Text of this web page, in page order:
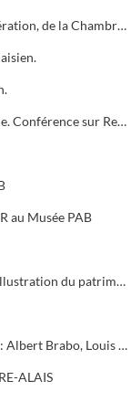
Vœux 2005 de la Communauté d'Agglomération, de la Chambre de Commerce, 5 bougies pour la Médiathèque
Rentrée solennelle de l'Académie Cévenole. Conférence sur Renoir et Albert ANDRE, une amitié (1894-1919)
au Musée PAB
Exposition Jean FUSARO à la Galerie 15. Illustration du patrimoine alésien
« Les Artistes Alésiens des années 30 à 50 : Albert Brabo, Louis Cabanes, Louis Arcaix et René Aberlenc » par Annie Corbier
ALAIS